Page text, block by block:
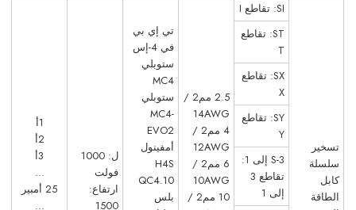
تسخير
سلسلة
كابل
الطاقة
SI: تقاطع I
2.5 مم2 /
14AWG
4 مم2 /
12AWG
6 مم2 /
10AWG
10 مم2 /
تي إي بي
في 4-إس
ستوبلي
MC4
ستوبلي
MC4-
EVO2
أمفينول
H4S
QC4.10
بلس
ل: 1000
فولت
ارتفاع:
1500
1أ
2أ
3أ
...
25 أمبير
...
ST: تقاطع
T
SX: تقاطع
X
SY: تقاطع
Y
S-3 إلى 1:
تقاطع 3
إلى 1